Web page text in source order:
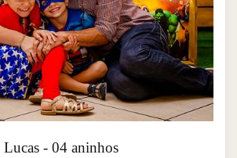
Lucas - 04 aninhos